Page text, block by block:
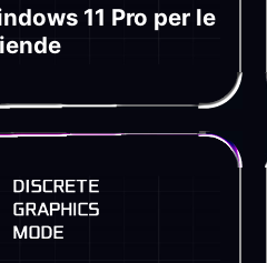
11 Pro per le